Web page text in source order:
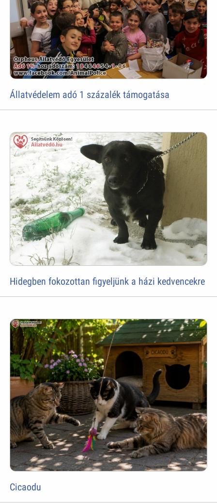
Állatvédelem adó 1 százalék támogatása
Hidegben fokozottan figyeljünk a házi kedvencekre
Cicaodu